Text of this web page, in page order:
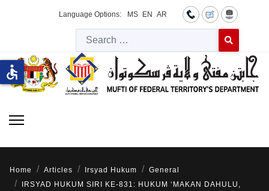
Language Options: MS EN AR
Type 2 or
Home Articles Irsyad Hukum
General
IRSYAD HUKUM SIRI KE-831: HUKUM ‘MAKAN DAHULU,
accessible